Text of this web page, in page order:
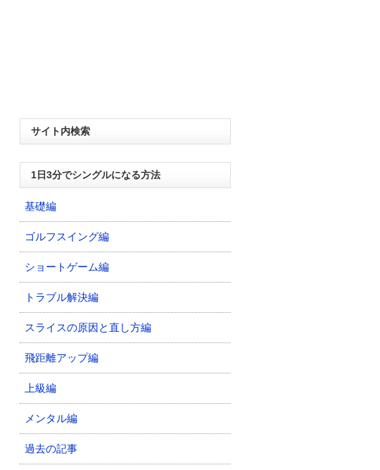
サイト内検索
1日3分でシングルになる方法
基礎編
ゴルフスイング編
ショートゲーム編
トラブル解決編
スライスの原因と直し方編
飛距離アップ編
上級編
メンタル編
過去の記事